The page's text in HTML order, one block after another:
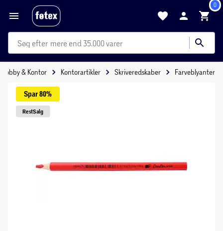
0
mere end 35.000 varer
Hobby & Kontor Kontorartikler Skriveredskaber Farveblyanter
Spar 80%
RestSalg